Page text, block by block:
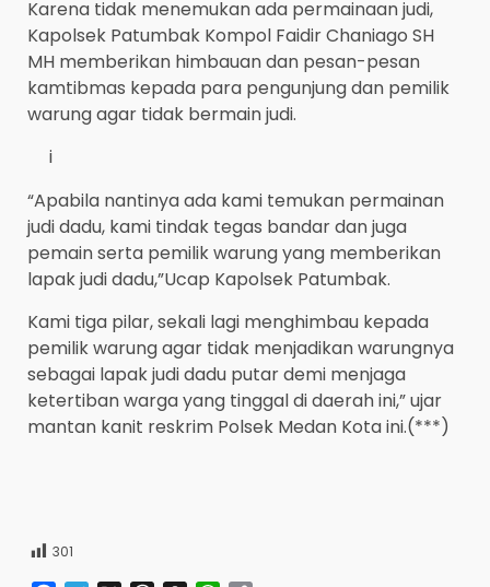
Karena tidak menemukan ada permainaan judi,
Kapolsek Patumbak Kompol Faidir Chaniago SH
MH memberikan himbauan dan pesan-pesan
kamtibmas kepada para pengunjung dan pemilik
warung agar tidak bermain judi.
i
“Apabila nantinya ada kami temukan permainan
judi dadu, kami tindak tegas bandar dan juga
pemain serta pemilik warung yang memberikan
lapak judi dadu,”Ucap Kapolsek Patumbak.
Kami tiga pilar, sekali lagi menghimbau kepada
pemilik warung agar tidak menjadikan warungnya
sebagai lapak judi dadu putar demi menjaga
ketertiban warga yang tinggal di daerah ini,” ujar
mantan kanit reskrim Polsek Medan Kota ini.(***)
301